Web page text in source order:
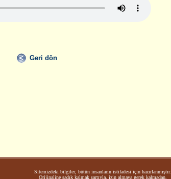
Geri dön
Sitemizdeki bilgiler, bütün insanların istifadesi için hazırlanmıştır.
Orijinaline sadık kalmak şartıyla, izin almaya gerek kalmadan,